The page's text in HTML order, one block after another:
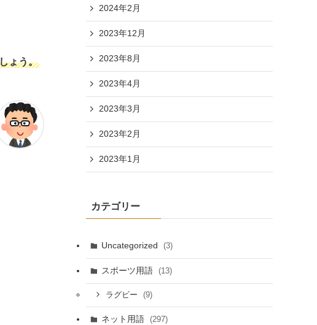
ょう。
2024年2月
2023年12月
2023年8月
2023年4月
2023年3月
2023年2月
2023年1月
カテゴリー
Uncategorized (3)
スポーツ用語 (13)
ラグビー (9)
ネット用語 (297)